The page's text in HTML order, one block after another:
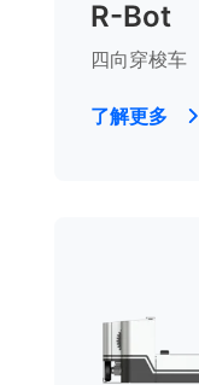
R-Bot
四向穿梭车
了解更多